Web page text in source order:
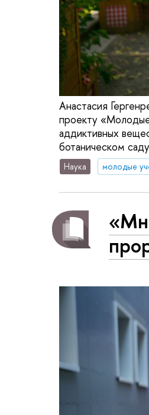
Анастасия
проекту
аддиктивных
ботаническом
Наука молодые